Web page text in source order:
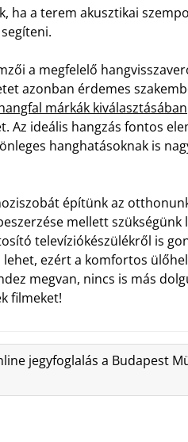
ha a terem akusztikai
a megfelelő
azonban érdemes
márkák kiválasztásában
Az ideális hangzás fontos
hanghatásoknak is
építünk az
mellett szükségünk
televíziókészülékről is
lehet, ezért a komfortos
megvan, nincs is más
filmeket!
jegyfoglalás a Budapest